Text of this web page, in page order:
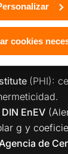
cookies
que la
resistencia
para
útiles
(PHI):
DIN EnEV
g y
de